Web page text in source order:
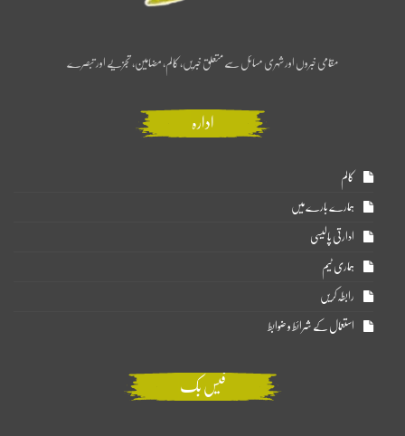
مقامی خبروں اور شہری مسائل سے متعلق خبریں، کالم، مضامین، تجزیے اور تبصرے
ادارہ
کالم
ہمارے بارے میں
ادارتی پالیسی
ہماری ٹیم
رابطہ کریں
استعمال کے شرائط و ضوابط
فیس بک